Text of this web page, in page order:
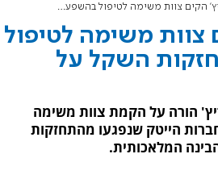
צוות משימה לטיפול בהשפעות התחזקות השקל על ההייטק
צוות משימה לטיפול
השקל על
הורה על הקמת צוות משימה
הייטק שנפגעו מהתחזקות
המלאכותית.